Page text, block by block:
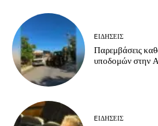
EΙΔΗΣΕΙΣ
Παρεμβάσεις
υποδομών στην
EΙΔΗΣΕΙΣ